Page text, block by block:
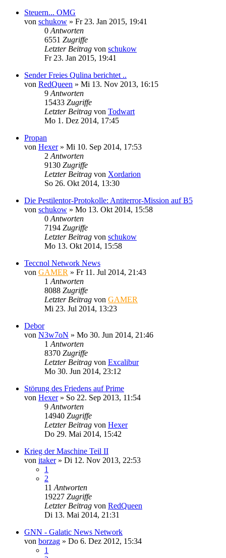
Steuern... OMG
von schukow » Fr 23. Jan 2015, 19:41
0 Antworten
6551 Zugriffe
Letzter Beitrag von schukow
Fr 23. Jan 2015, 19:41
Sender Freies Qulina berichtet ..
von RedQueen » Mi 13. Nov 2013, 16:15
9 Antworten
15433 Zugriffe
Letzter Beitrag von Todwart
Mo 1. Dez 2014, 17:45
Propan
von Hexer» Mi 10. Sep 2014, 17:53
2 Antworten
9130 Zugriffe
Letzter Beitrag von Xordarion
So 26. Okt 2014, 13:30
Die Pestilentor-Protokolle: Antiterror-Mission auf B5
von schukow » Mo 13. Okt 2014, 15:58
0 Antworten
7194 Zugriffe
Letzter Beitrag von schukow
Mo 13. Okt 2014, 15:58
Teccnol Network News
von GAMER » Fr 11. Jul 2014, 21:43
1 Antworten
8088 Zugriffe
Letzter Beitrag von GAMER
Mi 23. Jul 2014, 13:23
Debor
von N3w7oN » Mo 30. Jun 2014, 21:46
1 Antworten
8370 Zugriffe
Letzter Beitrag von Excalibur
Mo 30. Jun 2014, 23:12
Störung des Friedens auf Prime
von Hexer» So 22. Sep 2013, 11:54
9 Antworten
14940 Zugriffe
Letzter Beitrag von Hexer
Do 29. Mai 2014, 15:42
Krieg der Maschine Teil II
von itaker» Di 12. Nov 2013, 22:53
1
2
11 Antworten
19227 Zugriffe
Letzter Beitrag von RedQueen
Di 13. Mai 2014, 21:31
GNN - Galatic News Network
von borzag » Do 6. Dez 2012, 15:34
1